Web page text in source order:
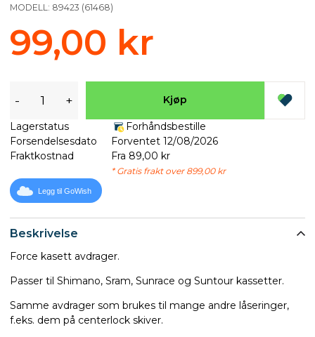
Beskrivelse
Force kasett avdrager.
Passer til Shimano, Sram, Sunrace og Suntour kassetter.
Samme avdrager som brukes til mange andre låseringer,
f.eks. dem på centerlock skiver.
MODELL: 89423 (61468)
99,00 kr
- + Kjøp
Lagerstatus
Forhåndsbestille
Forsendelsesdato
Forventet 12/08/2026
Fraktkostnad
Fra 89,00 kr
* Gratis frakt over 899,00 kr
Legg til GoWish